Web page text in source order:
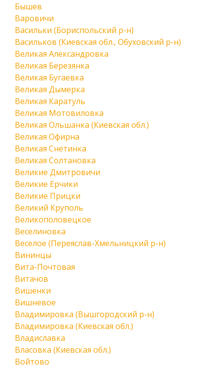
Бышев
Варовичи
Васильки (Бориспольский р-н)
Васильков (Киевская обл., Обуховский р-н)
Великая Александровка
Великая Березянка
Великая Бугаевка
Великая Дымерка
Великая Каратуль
Великая Мотовиловка
Великая Ольшанка (Киевская обл.)
Великая Офирна
Великая Снетинка
Великая Солтановка
Великие Дмитровичи
Великие Ерчики
Великие Прицки
Великий Круполь
Великополовецкое
Веселиновка
Веселое (Переяслав-Хмельницкий р-н)
Вининцы
Вита-Почтовая
Витачов
Вишенки
Вишневое
Владимировка (Вышгородский р-н)
Владимировка (Киевская обл.)
Владиславка
Власовка (Киевская обл.)
Войтово